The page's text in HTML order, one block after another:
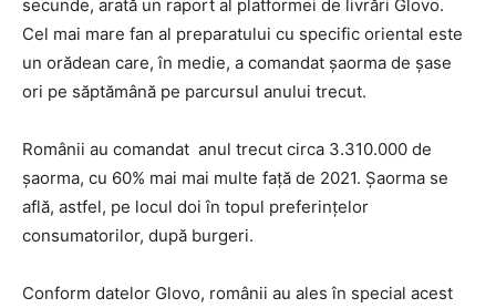
secunde, arată un raport al platformei de livrări Glovo.
Cel mai mare fan al preparatului cu specific oriental este
un orădean care, în medie, a comandat șaorma de șase
ori pe săptămână pe parcursul anului trecut.
Românii au comandat anul trecut circa 3.310.000 de
șaorma, cu 60% mai mai multe față de 2021. Șaorma se
află, astfel, pe locul doi în topul preferințelor
consumatorilor, după burgeri.
Conform datelor Glovo, românii au ales în special acest